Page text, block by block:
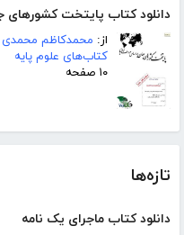
دانلود کتاب پایتخت کشورهای
از: محمدکاظم محمدی
کتاب‌های علوم پایه
۱۰ صفحه
تازه‌ها
دانلود کتاب ماجرای یک نامه